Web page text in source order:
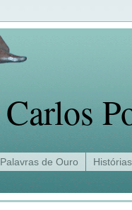
Carlos
Palavras de Ouro Histórias